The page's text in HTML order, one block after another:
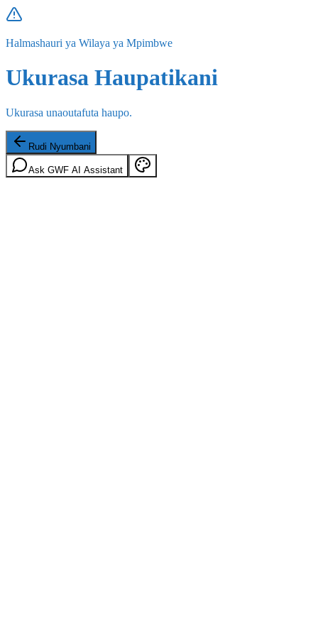
Halmashauri ya Wilaya ya Mpimbwe
Ukurasa Haupatikani
Ukurasa unaoutafuta haupo.
Rudi Nyumbani
Ask GWF AI Assistant